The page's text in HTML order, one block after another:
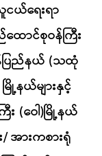
ယ်ရေးရာ
ထောင်စုဝန်ကြီး
ပြည်နယ် (သထုံ
နယ်များနှင့်
း (ဝေါ)မြို့နယ်
အားကစားရုံ